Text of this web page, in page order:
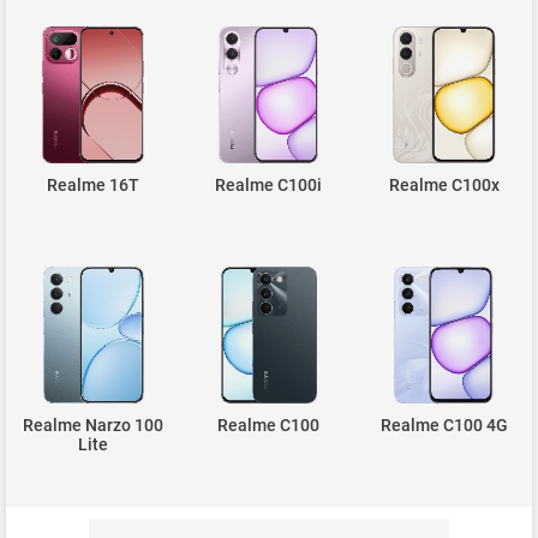
Realme 16T Realme C100i Realme C100x
Realme Narzo 100
Lite
Realme C100 Realme C100 4G